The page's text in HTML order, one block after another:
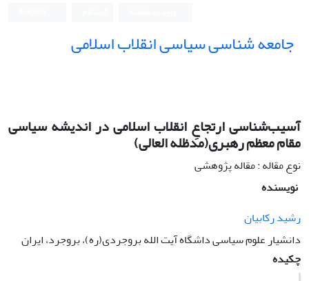
جامعه شناسی سیاسی انقلاب اسلامی
آسیب‌شناسی‌ ارتجاعِ انقلاب‌ اسلامی در اندیشه سیاسی
مقام معظم رهبری(مدظله العالی)
نوع مقاله : مقاله پژوهشی
نویسنده
رشید رکابیان
دانشیار علوم سیاسی داشگاه آیت الله بروجردی(ره)، بروجرد، ایران
چکیده